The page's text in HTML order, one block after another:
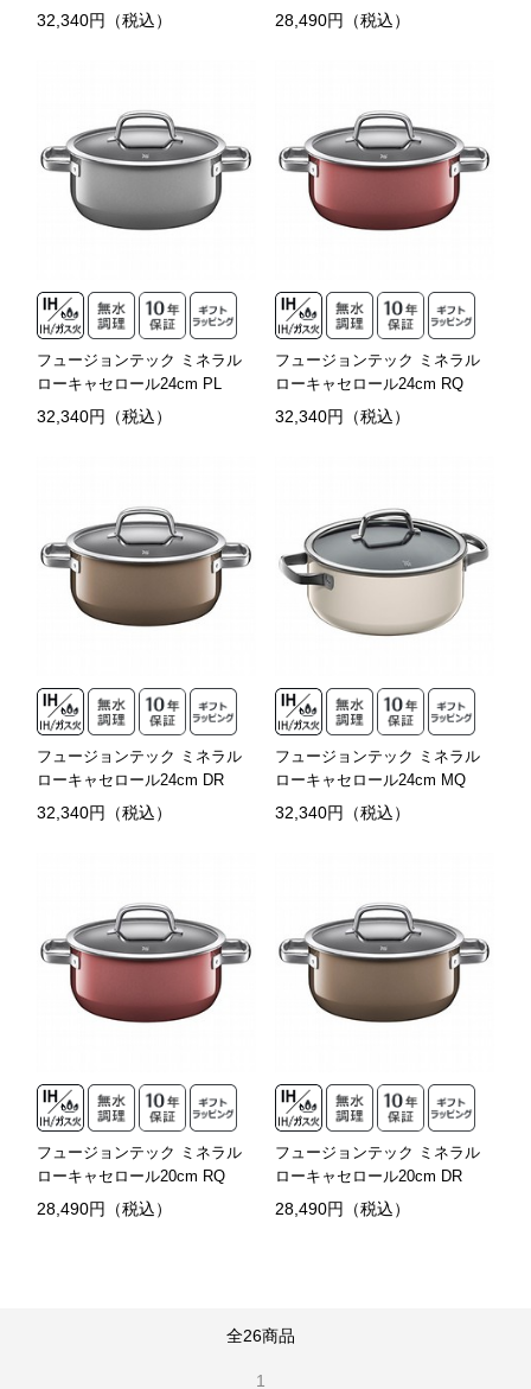
32,340円（税込） 28,490円（税込）
フュージョンテック ミネラル
ローキャセロール24cm PL
32,340円（税込）
フュージョンテック ミネラル
ローキャセロール24cm RQ
32,340円（税込）
フュージョンテック ミネラル
ローキャセロール24cm DR
32,340円（税込）
フュージョンテック ミネラル
ローキャセロール24cm MQ
32,340円（税込）
フュージョンテック ミネラル
ローキャセロール20cm RQ
28,490円（税込）
フュージョンテック ミネラル
ローキャセロール20cm DR
28,490円（税込）
全26商品
1